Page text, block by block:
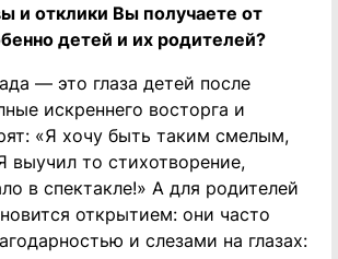
и отклики Вы получаете от
детей и их родителей?
— это глаза детей после
искреннего восторга и
«Я хочу быть таким смелым,
выучил то стихотворение,
в спектакле!» А для родителей
открытием: они часто
и слезами на глазах: